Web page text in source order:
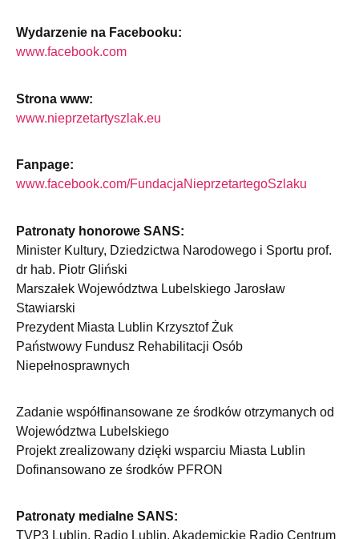
Wydarzenie na Facebooku:
www.facebook.com
Strona www:
www.nieprzetartyszlak.eu
Fanpage:
www.facebook.com/FundacjaNieprzetartegoSzlaku
Patronaty honorowe SANS:
Minister Kultury, Dziedzictwa Narodowego i Sportu prof.
dr hab. Piotr Gliński
Marszałek Województwa Lubelskiego Jarosław
Stawiarski
Prezydent Miasta Lublin Krzysztof Żuk
Państwowy Fundusz Rehabilitacji Osób
Niepełnosprawnych
Zadanie współfinansowane ze środków otrzymanych od
Województwa Lubelskiego
Projekt zrealizowany dzięki wsparciu Miasta Lublin
Dofinansowano ze środków PFRON
Patronaty medialne SANS:
TVP3 Lublin, Radio Lublin, Akademickie Radio Centrum